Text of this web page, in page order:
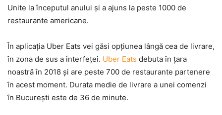
Unite la începutul anului şi a ajuns la peste 1000 de
restaurante americane.
În aplicaţia Uber Eats vei găsi opţiunea lângă cea de livrare,
în zona de sus a interfeţei. Uber Eats debuta în ţara
noastră în 2018 şi are peste 700 de restaurante partenere
în acest moment. Durata medie de livrare a unei comenzi
în Bucureşti este de 36 de minute.